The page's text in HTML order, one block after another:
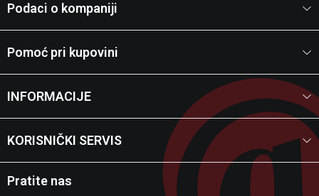
Podaci o kompaniji
Pomoć pri kupovini
INFORMACIJE
KORISNIČKI SERVIS
Pratite nas